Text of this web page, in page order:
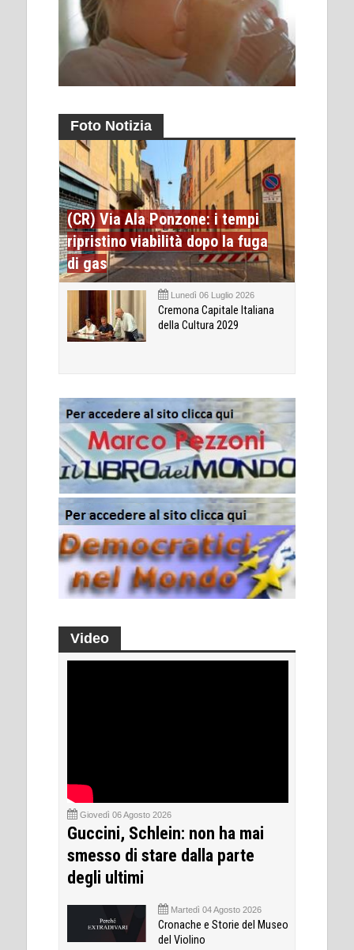
Foto Notizia
(CR) Via Ala Ponzone: i tempi
ripristino viabilità dopo la fuga
di gas
Lunedì 06 Luglio 2026
Cremona Capitale Italiana
della Cultura 2029
Video
Giovedì 06 Agosto 2026
Guccini, Schlein: non ha mai
smesso di stare dalla parte
degli ultimi
Martedì 04 Agosto 2026
Cronache e Storie del Museo
del Violino